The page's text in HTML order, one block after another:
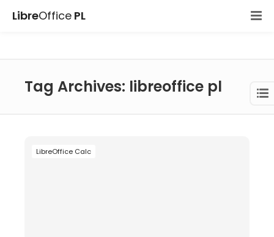
LibreOffice PL
Tag Archives: libreoffice pl
LibreOffice Calc